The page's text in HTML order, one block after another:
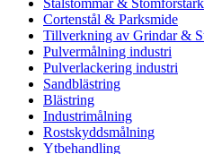
Cortenstål & Parksmide
Tillverkning av Grindar &
Pulvermålning industri
Pulverlackering industri
Sandblästring
Blästring
Industrimålning
Rostskyddsmålning
Ytbehandling